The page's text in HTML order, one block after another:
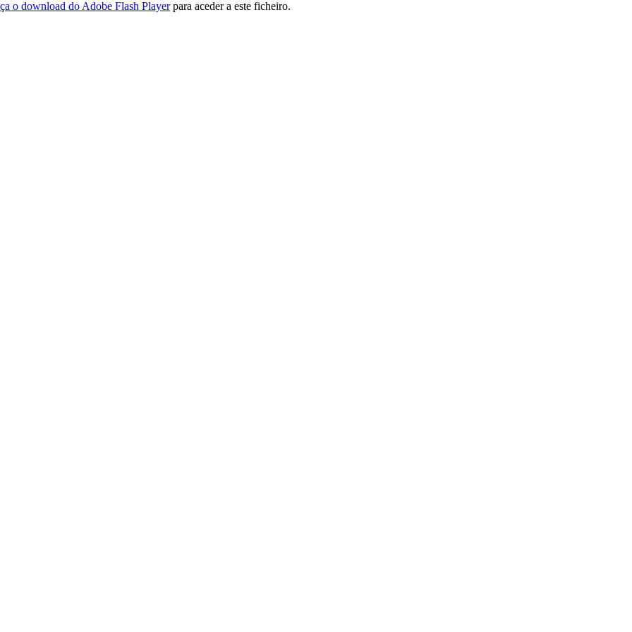
o download do Adobe Flash Playerpara aceder a este ficheiro.